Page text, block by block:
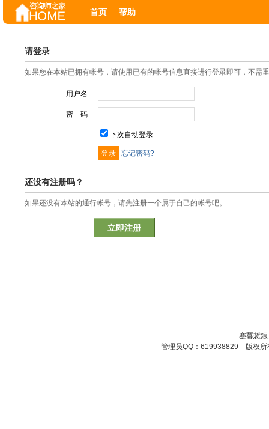
首页 帮助
请登录
如果您在本站已拥有帐号，请使用已有的帐号信息直接进行登录即可，不需
用户名
密 码
下次自动登录
忘记密码?
还没有注册吗？
如果还没有本站的通行帐号，请先注册一个属于自己的帐号吧。
立即注册
蹇冪悊
管理员QQ：619938829 版权